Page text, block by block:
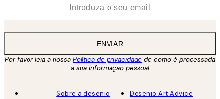
ENVIAR
Por favor leia a nossa Política de privacidade de como é processada
a sua informação pessoal
Sobre a desenio
Desenio Art Advice